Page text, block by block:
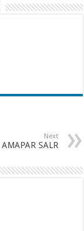
Next
AMAPAR SALR